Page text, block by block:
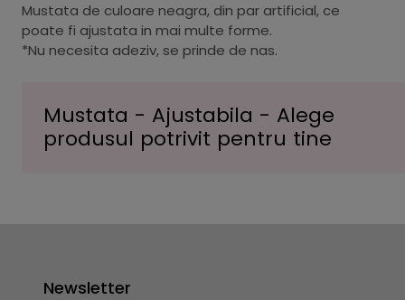
Mustata de culoare neagra, din par artificial, ce
poate fi ajustata in mai multe forme.
*Nu necesita adeziv, se prinde de nas.
Mustata - Ajustabila - Alege
produsul potrivit pentru tine
Newsletter